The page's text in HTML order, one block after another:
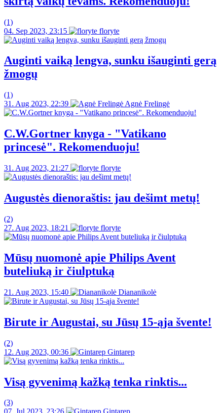
(1)
04. Sep 2023, 23:15
floryte
Auginti vaiką lengva, sunku išauginti gerą
žmogų
(1)
31. Aug 2023, 22:39
Agnė Frelingė
C.W.Gortner knyga - "Vatikano
princesė". Rekomenduoju!
31. Aug 2023, 21:27 floryte
Augustės dienoraštis: jau dešimt metų!
(2)
27. Aug 2023, 18:21
floryte
Mūsų nuomonė apie Philips Avent
buteliuką ir čiulptuką
21. Aug 2023, 15:40 Diananikolė
Birute ir Augustai, su Jūsų 15-ąja švente!
(2)
12. Aug 2023, 00:36
Gintarep
Visą gyvenimą kažką tenka rinktis...
(3)